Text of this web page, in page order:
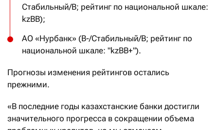
Стабильный/B; рейтинг по национальной шкале:
kzBB);
АО «Нурбанк» (B-/Стабильный/B; рейтинг по
национальной шкале: "kzBB+").
Прогнозы изменения рейтингов остались
прежними.
«В последние годы казахстанские банки достигли
значительного прогресса в сокращении объема